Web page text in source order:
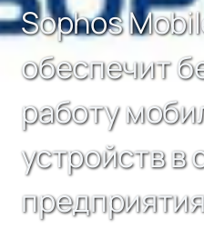
Sophos
обеспечит
работу
устройств в